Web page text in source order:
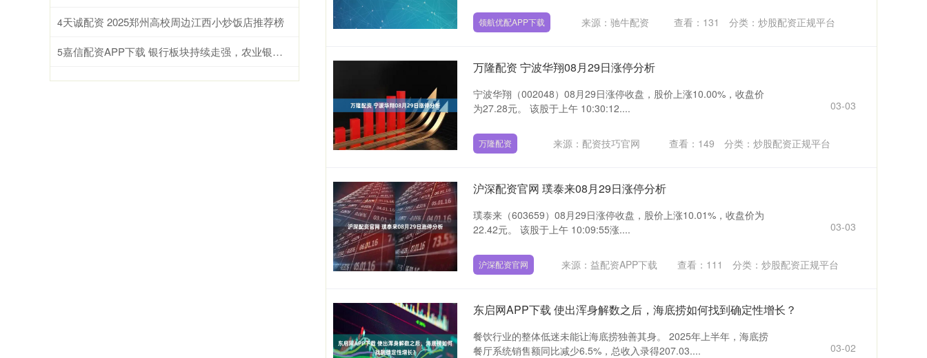
领航优配APP下载 来源：驰牛配资 查看： 131 分类： 炒股配资正规平台
万隆配资 宁波华翔08月29日涨停分析
宁波华翔（002048）08月29日涨停收盘，股价上涨10.00%，收盘价
为27.28元。 该股于上午 10:30:12....
03-03
万隆配资 来源：配资技巧官网 查看： 149 分类： 炒股配资正规平台
沪深配资官网 璞泰来08月29日涨停分析
璞泰来（603659）08月29日涨停收盘，股价上涨10.01%，收盘价为
22.42元。 该股于上午 10:09:55涨....
03-03
沪深配资官网 来源：益配资APP下载 查看： 111 分类：炒股配资正规平台
东启网APP下载 使出浑身解数之后，海底捞如何找到确定性增长？
餐饮行业的整体低迷未能让海底捞独善其身。 2025年上半年，海底捞
餐厅系统销售额同比减少6.5%，总收入录得207.03....
03-02
4天诚配资 2025郑州高校周边江西小炒饭店推荐榜
5 嘉信配资APP下载 银行板块持续走强，农业银行股价大涨5%、总市值超越工商银行